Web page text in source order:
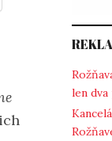
len